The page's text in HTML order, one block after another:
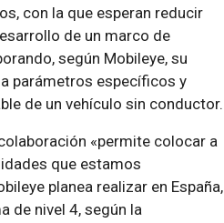
con la que esperan reducir
de un marco de
según Mobileye, su
parámetros específicos y
de un vehículo sin conductor.
«permite colocar a
que estamos
planea realizar en España,
de nivel 4, según la